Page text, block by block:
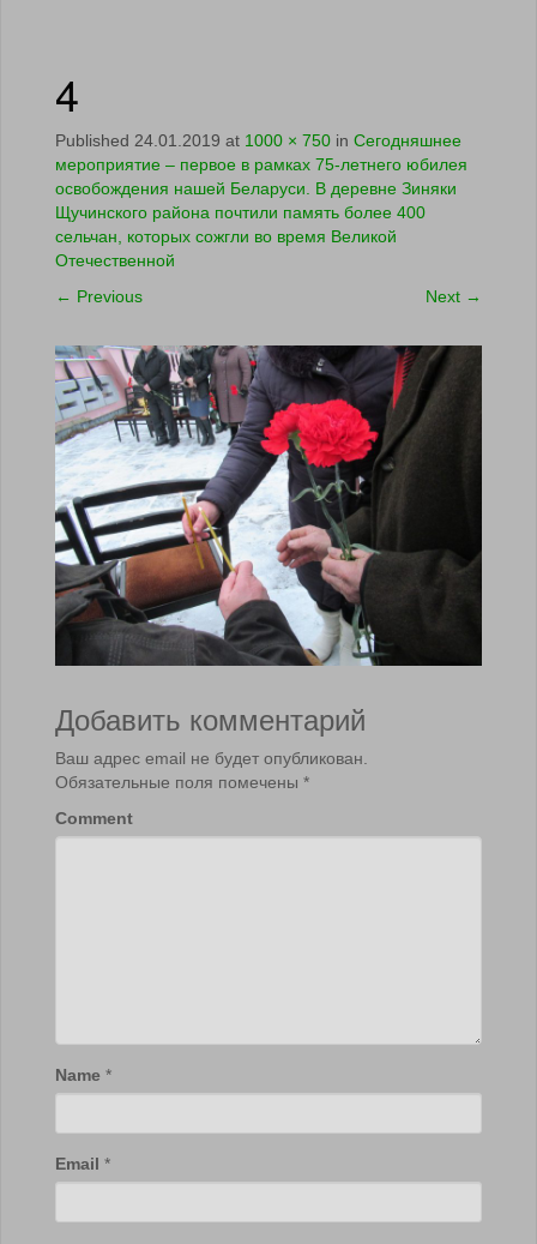
4
Published 24.01.2019 at 1000 × 750 in Сегодняшнее
мероприятие – первое в рамках 75-летнего юбилея
освобождения нашей Беларуси. В деревне Зиняки
Щучинского района почтили память более 400
сельчан, которых сожгли во время Великой
Отечественной
← Previous Next →
Добавить комментарий
Ваш адрес email не будет опубликован.
Обязательные поля помечены *
Comment
Name *
Email *